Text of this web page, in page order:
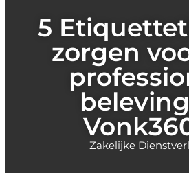
5
zorgen
Zakelijke